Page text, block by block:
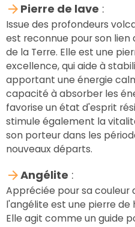
Pierre de lave :
Issue des profondeurs
est reconnue pour son
de la Terre. Elle est une
excellence, qui aide à
apportant une énergie
capacité à absorber les
favorise un état d'esprit
stimule également la
son porteur dans les
nouveaux départs.
Angélite :
Appréciée pour sa couleur
l'angélite est une pierre
Elle agit comme un guide